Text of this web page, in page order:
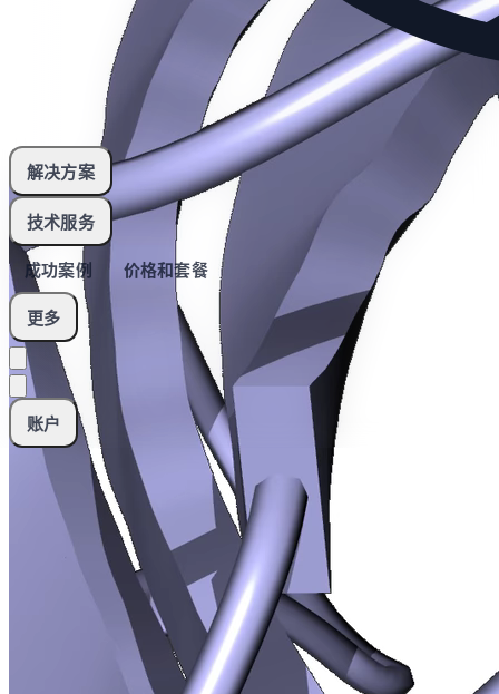
解决方案
技术服务
成功案例 价格和套餐
更多
账户